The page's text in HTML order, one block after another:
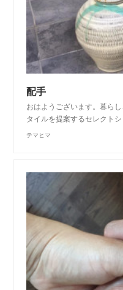
配手
おはようございます。暮ら
タイルを提案するセレクト
テマヒマ